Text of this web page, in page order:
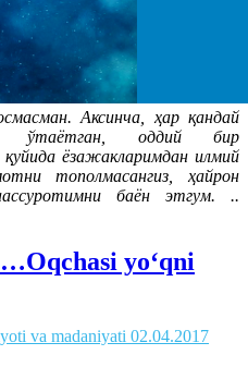
Аксинча, ҳар қандай
ўтаётган, оддий бир
ёзажакларимдан илмий
тополмасангиз, ҳайрон
баён этгум. ..
yo‘qni
va madaniyati 02.04.2017